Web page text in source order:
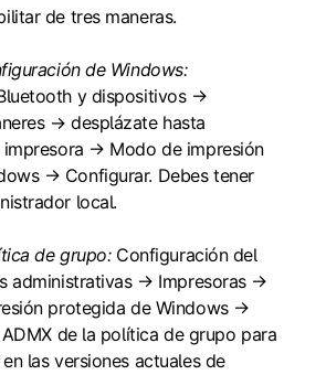
de tres maneras.
de Windows:
y dispositivos →
→ desplázate hasta
impresora → Modo de impresión
→ Configurar. Debes tener
local.
de grupo: Configuración del
administrativas → Impresoras →
protegida de Windows →
de la política de grupo para
las versiones actuales de